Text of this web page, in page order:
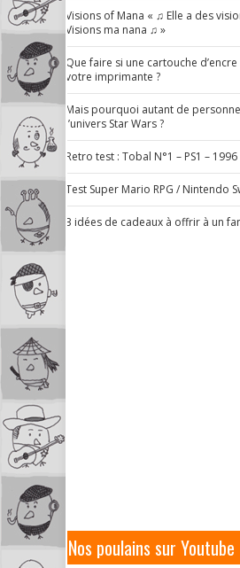
Visions of Mana « ♫ Elle a des
Visions ma nana ♫ »
Que faire si une cartouche
votre imprimante ?
Mais pourquoi autant de
l’univers Star Wars ?
Retro test : Tobal N°1 – PS1 – 1996
Test Super Mario RPG / Nintendo
3 idées de cadeaux à offrir à un
Nos poulains sur Youtube